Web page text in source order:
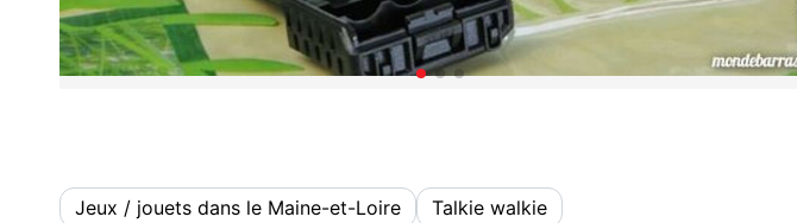
Jeux / jouets dans le Maine-et-Loire Talkie walkie